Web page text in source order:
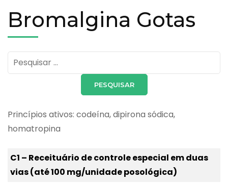
Bromalgina Gotas
Pesquisar
por:
Princípios ativos: codeína, dipirona sódica,
homatropina
C1 – Receituário de controle especial em duas
vias (até 100 mg/unidade posológica)